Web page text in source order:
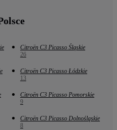
Citroën C3 Picasso Śląskie
26
Citroën C3 Picasso Łódzkie
13
Citroën C3 Picasso Pomorskie
9
Citroën C3 Picasso Dolnośląskie
8